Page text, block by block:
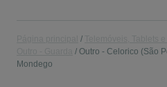
Outro - Celorico (São
Mondego